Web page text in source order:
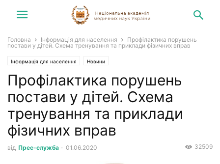
Головна Інформація для населення
Профілактика порушень
постави у дітей. Схема тренування та приклади фізичних вправ
Інформація для населення Новини
Профілактика порушень
постави у дітей. Схема
тренування та приклади
фізичних вправ
від Прес-служба - 01.06.2020 32509